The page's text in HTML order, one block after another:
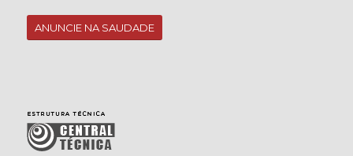
ANUNCIE NA SAUDADE